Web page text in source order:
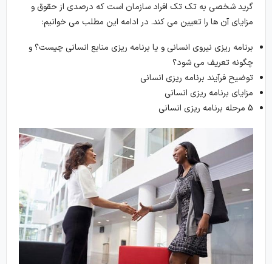
گرید شخصی به تک تک افراد سازمان است که درصدی از حقوق و
مزایای آن ها را تعیین می کند. در ادامه این مطلب می خوانیم:
برنامه ریزی نیروی انسانی و یا برنامه ریزی منابع انسانی چیست؟ و
چگونه تعریف می شود؟
توضیح فرآیند برنامه ریزی انسانی
مزایای برنامه ریزی انسانی
5 مرحله برنامه ریزی انسانی